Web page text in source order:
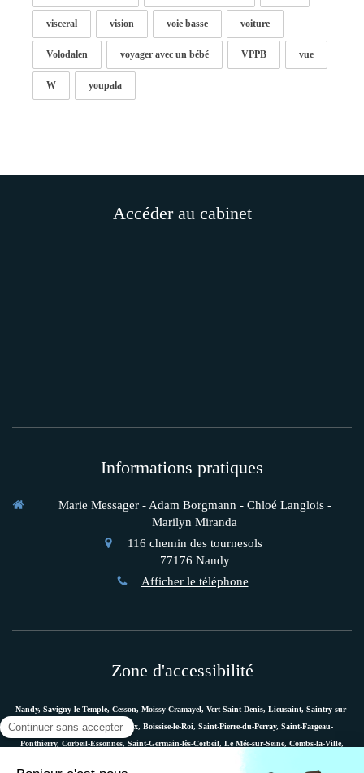
visceral vision voie basse voiture
Volodalen voyager avec un bébé VPPB vue
W youpala
Accéder au cabinet
Informations pratiques
Marie Messager - Adam Borgmann - Chloé Langlois -
Marilyn Miranda
116 chemin des tournesols
77176 Nandy
Afficher le téléphone
Zone d'accessibilité
Nandy, Savigny-le-Temple, Cesson, Moissy-Cramayel, Vert-Saint-Denis, Lieusaint, Saintry-sur-
Seine, Le Coudray-Montceaux, Boissise-le-Roi, Saint-Pierre-du-Perray, Saint-Fargeau-
Ponthierry, Corbeil-Essonnes, Saint-Germain-lès-Corbeil, Le Mée-sur-Seine, Combs-la-Ville,